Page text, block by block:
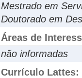
Mestrado em
Doutorado em
Áreas de
não informadas
Currículo Lattes: